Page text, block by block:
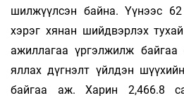
шилжүүлсэн байна. Үүнээс
хэрэг хянан шийдвэрлэх
ажиллагаа үргэлжилж
яллах дүгнэлт үйлдэн
байгаа аж. Харин 2,466.8